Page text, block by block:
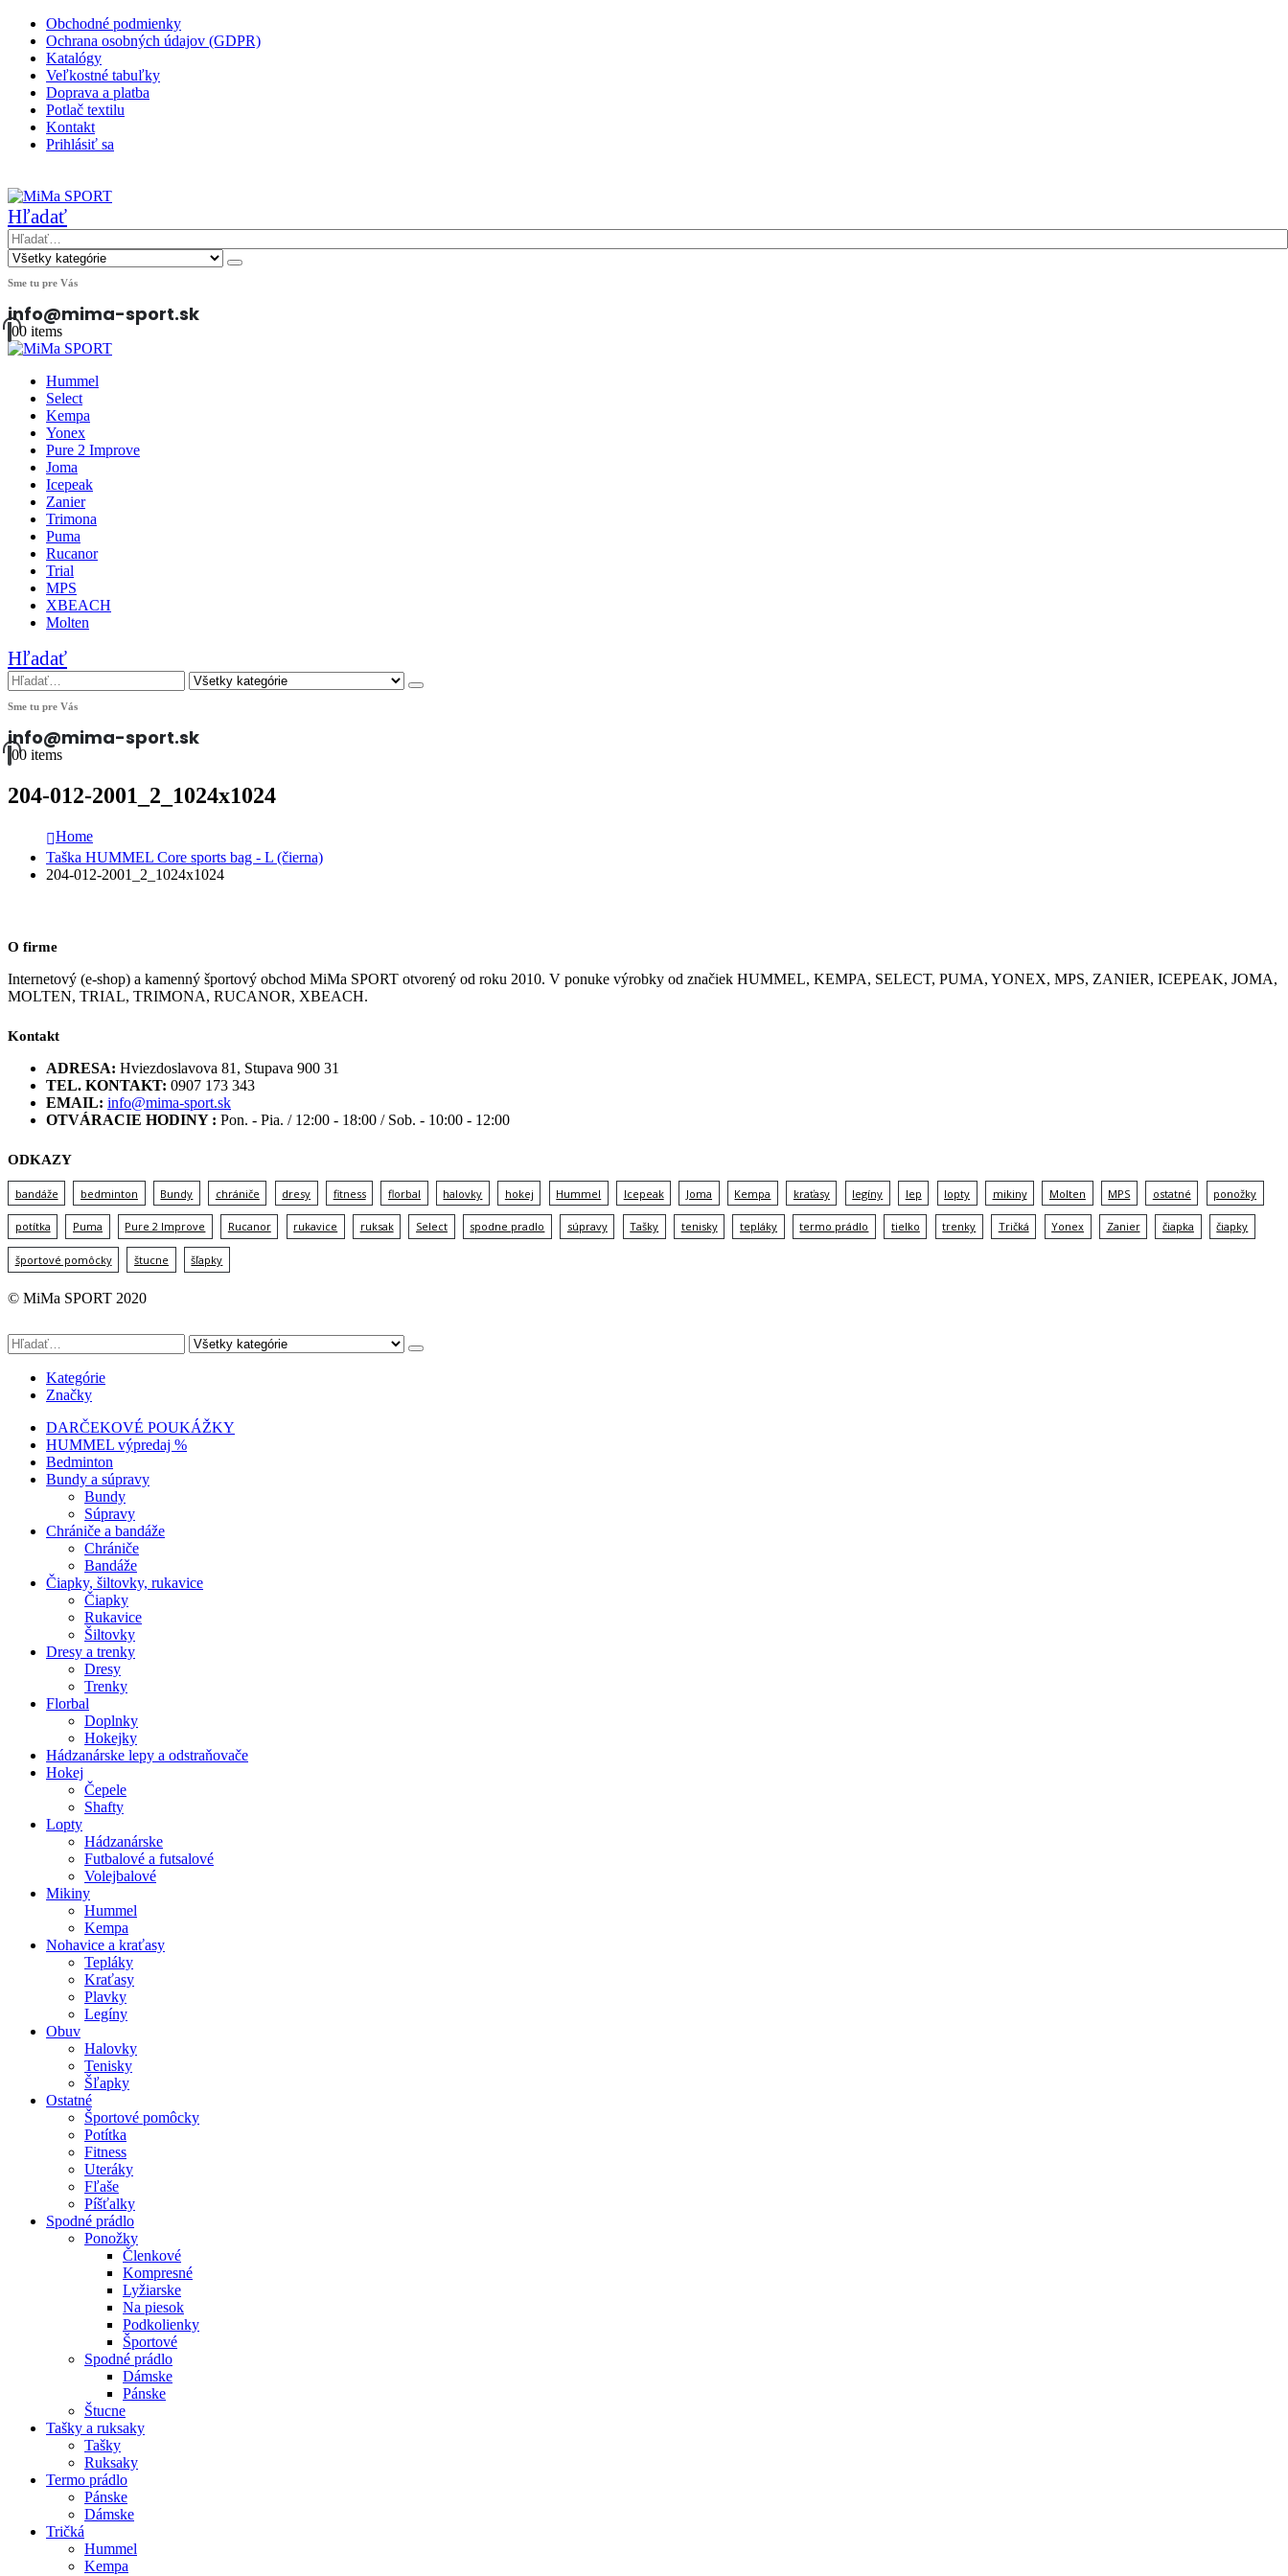
Obchodné podmienky
Ochrana osobných údajov (GDPR)
Katalógy
Veľkostné tabuľky
Doprava a platba
Potlač textilu
Kontakt
Prihlásiť sa
Hľadať
Sme tu pre Vás
info@mima-sport.sk
00 items
Hummel
Select
Kempa
Yonex
Pure 2 Improve
Joma
Icepeak
Zanier
Trimona
Puma
Rucanor
Trial
MPS
XBEACH
Molten
Hľadať
Sme tu pre Vás
info@mima-sport.sk
00 items
204-012-2001_2_1024x1024
Home
Taška HUMMEL Core sports bag - L (čierna)
204-012-2001_2_1024x1024
O firme
Internetový (e-shop) a kamenný športový obchod MiMa SPORT otvorený od roku 2010. V ponuke výrobky od značiek HUMMEL, KEMPA, SELECT, PUMA, YONEX, MPS, ZANIER, ICEPEAK, JOMA,
MOLTEN, TRIAL, TRIMONA, RUCANOR, XBEACH.
Kontakt
ADRESA: Hviezdoslavova 81, Stupava 900 31
TEL. KONTAKT: 0907 173 343
EMAIL: info@mima-sport.sk
OTVÁRACIE HODINY : Pon. - Pia. / 12:00 - 18:00 / Sob. - 10:00 - 12:00
ODKAZY
bandáže bedminton Bundy chrániče dresy fitness florbal halovky hokej Hummel Icepeak Joma Kempa kraťasy legíny lep lopty mikiny Molten MPS ostatné ponožky
potítka Puma Pure 2 Improve Rucanor rukavice ruksak Select spodne pradlo súpravy Tašky tenisky tepláky termo prádlo tielko trenky Tričká Yonex Zanier čiapka čiapky
športové pomôcky štucne šľapky
© MiMa SPORT 2020
Kategórie
Značky
DARČEKOVÉ POUKÁŽKY
HUMMEL výpredaj %
Bedminton
Bundy a súpravy
Bundy
Súpravy
Chrániče a bandáže
Chrániče
Bandáže
Čiapky, šiltovky, rukavice
Čiapky
Rukavice
Šiltovky
Dresy a trenky
Dresy
Trenky
Florbal
Doplnky
Hokejky
Hádzanárske lepy a odstraňovače
Hokej
Čepele
Shafty
Lopty
Hádzanárske
Futbalové a futsalové
Volejbalové
Mikiny
Hummel
Kempa
Nohavice a kraťasy
Tepláky
Kraťasy
Plavky
Legíny
Obuv
Halovky
Tenisky
Šľapky
Ostatné
Športové pomôcky
Potítka
Fitness
Uteráky
Fľaše
Píšťalky
Spodné prádlo
Ponožky
Členkové
Kompresné
Lyžiarske
Na piesok
Podkolienky
Športové
Spodné prádlo
Dámske
Pánske
Štucne
Tašky a ruksaky
Tašky
Ruksaky
Termo prádlo
Pánske
Dámske
Tričká
Hummel
Kempa